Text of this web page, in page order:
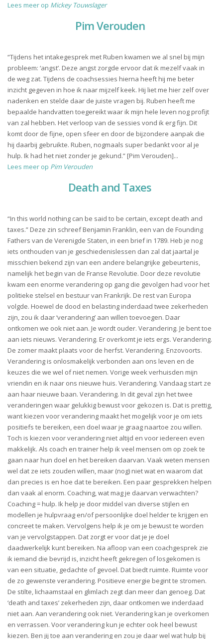
Lees meer op Mickey Touwslager
Pim Verouden
“Tijdens het intakegesprek met Ruben kwamen we al snel bij mijn
probleem: ‘angst’. Deze angst zorgde ervoor dat ik mezelf vaak in
de weg zat. Tijdens de coachsessies hierna heeft hij me beter
inzicht gegeven in hoe ik naar mijzelf keek. Hij liet me hier zelf over
nadenken en stelde daar de juiste vragen bij. Ruben heeft me
bepaalde handvatten toegereikt waar ik mijn hele leven nog profijt
van zal hebben. Het verloop van de sessies vond ik erg fijn. Dit
komt door de fijne, open sfeer en door de bijzondere aanpak die
hij daarbij gebruikte. Ruben, nogmaals super bedankt voor al je
hulp. Ik had het niet zonder je gekund.” [Pim Verouden]...
Lees meer op Pim Verouden
Death and Taxes
“In this world nothing can be said to be certain, except death and
taxes.” Deze zin schreef Benjamin Franklin, een van de Founding
Fathers van de Verenigde Staten, in een brief in 1789. Heb je nog
iets onthouden van je geschiedenislessen dan zal dat jaartal je
misschien bekend zijn van een andere belangrijke gebeurtenis,
namelijk het begin van de Franse Revolutie. Door deze revolutie
kwam een enorme verandering op gang die gevolgen had voor het
politieke stelsel en bestuur van Frankrijk. De rest van Europa
volgde. Hoewel de dood en belasting inderdaad twee zekerheden
zijn, zou ik daar ‘verandering’ aan willen toevoegen. Daar
ontkomen we ook niet aan. Je wordt ouder. Verandering. Je bent toe
aan iets nieuws. Verandering. Er overkomt je iets ergs. Verandering.
De zomer maakt plaats voor de herfst. Verandering. Enzovoorts.
Verandering is onlosmakelijk verbonden aan ons leven en de
keuzes die we wel of niet nemen. Vorige week verhuisden mijn
vriendin en ik naar ons nieuwe huis. Verandering. Vandaag start ze
aan haar nieuwe baan. Verandering. In dit geval zijn het twee
veranderingen waar gelukkig bewust voor gekozen is. Dat is prettig,
want kiezen voor verandering maakt het mogelijk voor je om iets
positiefs te bereiken, een doel waar je graag naartoe zou willen.
Toch is kiezen voor verandering niet altijd en voor iedereen even
makkelijk. Als coach en trainer help ik veel mensen om op zoek te
gaan naar hun doel en het bereiken daarvan. Vaak weten mensen
wel dat ze iets zouden willen, maar (nog) niet wat en waarom dat
dan precies is en hoe dat te bereiken. Een paar gesprekken helpen
dan vaak al enorm. Coaching, wat mag je daarvan verwachten?
Coaching = hulp. Ik help je door middel van diverse stijlen en
modellen je hulpvraag en/of persoonlijke doel helder te krijgen en
concreet te maken. Vervolgens help ik je om je bewust te worden
van je vervolgstappen. Dat zorgt er voor dat je je doel
daadwerkelijk kunt bereiken. Na afloop van een coachgesprek zie
ik iemand die bevrijd is, inzicht heeft gekregen of losgekomen is
van een situatie, gedachte of gevoel. Dat biedt ruimte. Ruimte voor
de zo gewenste verandering. Positieve energie begint te stromen.
De stilte, lichaamstaal en glimlach zegt dan meer dan genoeg. Dat
‘death and taxes’ zekerheden zijn, daar ontkomen we inderdaad
niet aan. Aan verandering ook niet. Verandering kan je overkomen
en verrassen. Voor verandering kun je echter ook heel bewust
kiezen. Ben jij toe aan verandering en zou je daar wel wat hulp bij